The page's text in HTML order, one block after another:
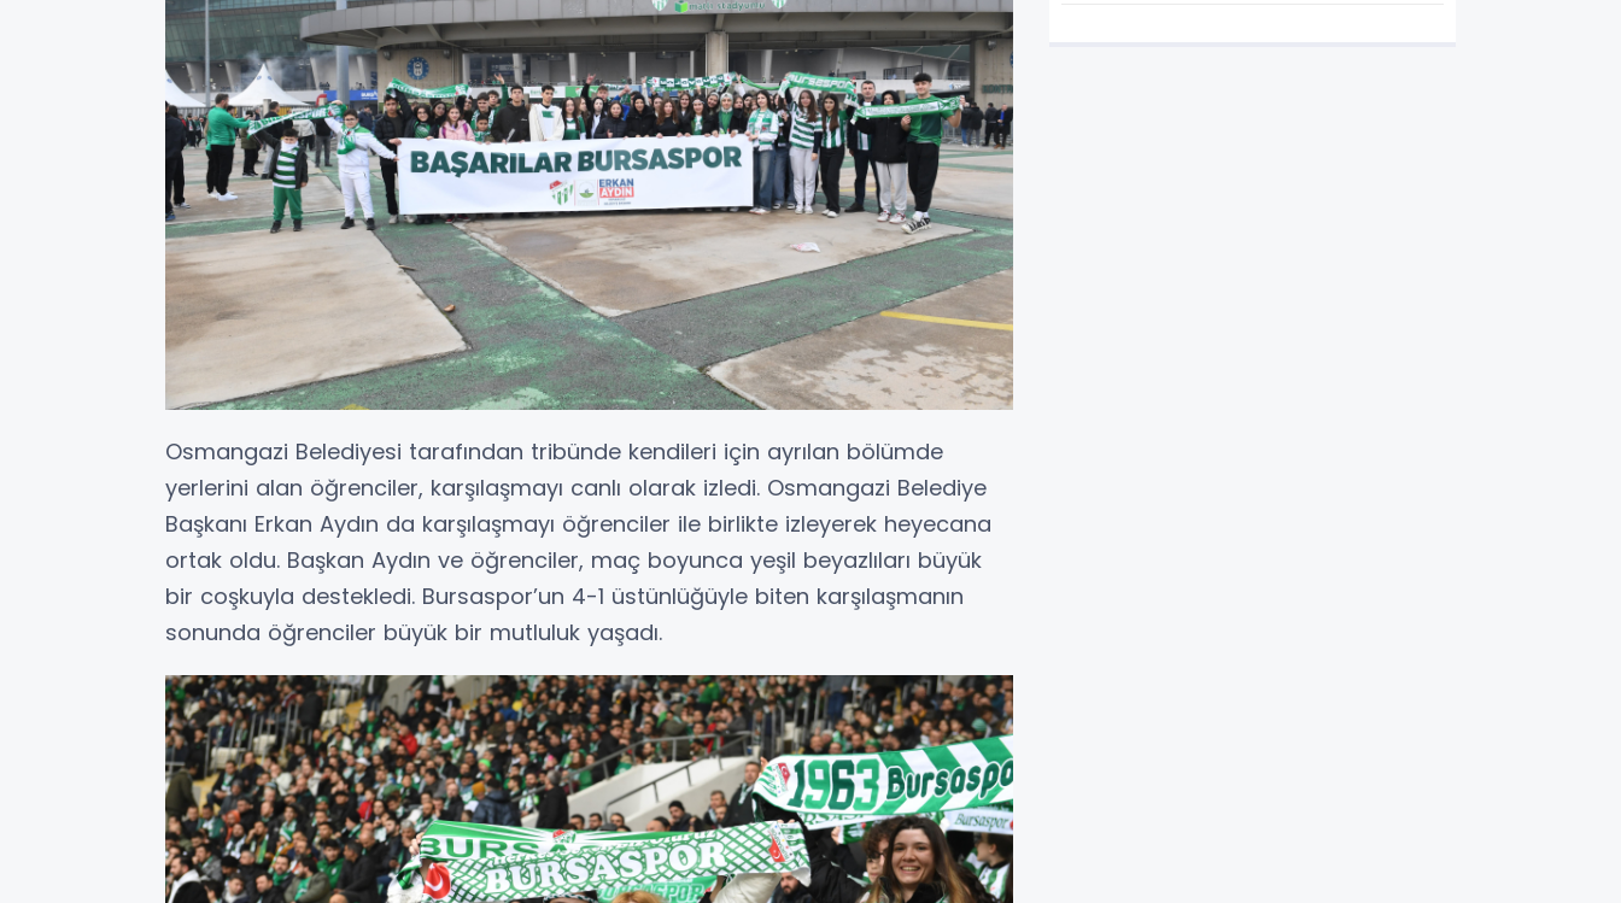
Osmangazi Belediyesi tarafından tribünde kendileri için ayrılan bölümde
yerlerini alan öğrenciler, karşılaşmayı canlı olarak izledi. Osmangazi Belediye
Başkanı Erkan Aydın da karşılaşmayı öğrenciler ile birlikte izleyerek heyecana
ortak oldu. Başkan Aydın ve öğrenciler, maç boyunca yeşil beyazlıları büyük
bir coşkuyla destekledi. Bursaspor’un 4-1 üstünlüğüyle biten karşılaşmanın
sonunda öğrenciler büyük bir mutluluk yaşadı.